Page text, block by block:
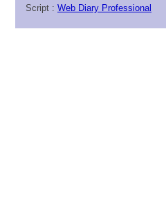
Script : Web Diary Professional